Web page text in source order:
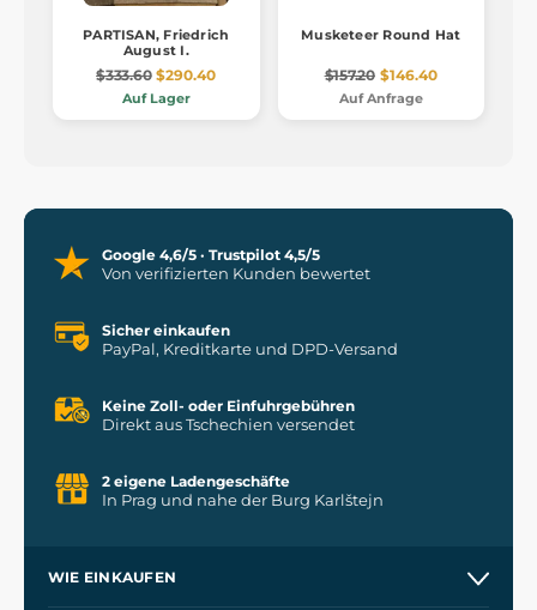
PARTISAN, Friedrich
August I.
$333.60 $290.40
Auf Lager
Musketeer Round Hat
$157.20 $146.40
Auf Anfrage
Google 4,6/5 · Trustpilot 4,5/5
Von verifizierten Kunden bewertet
Sicher einkaufen
PayPal, Kreditkarte und DPD-Versand
Keine Zoll- oder Einfuhrgebühren
Direkt aus Tschechien versendet
2 eigene Ladengeschäfte
In Prag und nahe der Burg Karlštejn
WIE EINKAUFEN